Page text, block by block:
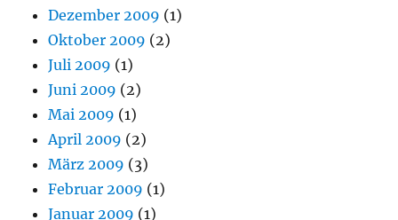
Dezember 2009 (1)
Oktober 2009 (2)
Juli 2009 (1)
Juni 2009 (2)
Mai 2009 (1)
April 2009 (2)
März 2009 (3)
Februar 2009 (1)
Januar 2009 (1)